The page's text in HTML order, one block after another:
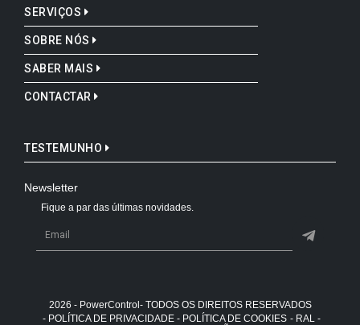
SERVIÇOS
SOBRE NÓS
SABER MAIS
CONTACTAR
TESTEMUNHO
Newsletter
Fique a par das últimas novidades.
2026 - PowerControl- TODOS OS DIREITOS RESERVADOS
- POLÍTICA DE PRIVACIDADE - POLÍTICA DE COOKIES - RAL -